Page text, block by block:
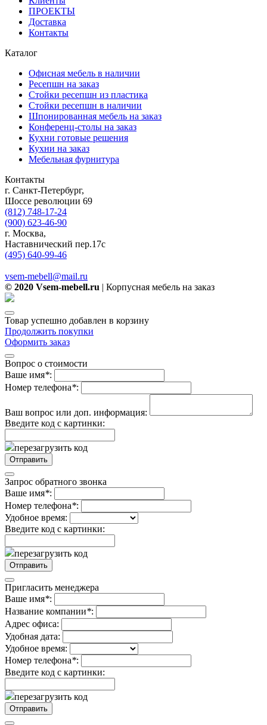
ПРОЕКТЫ
Доставка
Контакты
Каталог
Офисная мебель в наличии
Ресепшн на заказ
Стойки ресепшн из пластика
Стойки ресепшн в наличии
Шпонированная мебель на заказ
Конференц-столы на заказ
Кухни готовые решения
Кухни на заказ
Мебельная фурнитура
Контакты
г. Санкт-Петербург,
Шоссе революции 69
(812) 748-17-24
(900) 623-46-90
г. Москва,
Наставнический пер.17с
(495) 640-99-46
vsem-mebell@mail.ru
© 2020 Vsem-mebell.ru | Корпусная мебель на заказ
Товар успешно добавлен в корзину
Продолжить покупки
Оформить заказ
Вопрос о стоимости
Ваше имя*:
Номер телефона*:
Ваш вопрос или доп. информация:
Введите код с картинки:
перезагрузить код
Запрос обратного звонка
Ваше имя*:
Номер телефона*:
Удобное время:
Введите код с картинки:
перезагрузить код
Пригласить менеджера
Ваше имя*:
Название компании*:
Адрес офиса:
Удобная дата:
Удобное время:
Номер телефона*:
Введите код с картинки:
перезагрузить код